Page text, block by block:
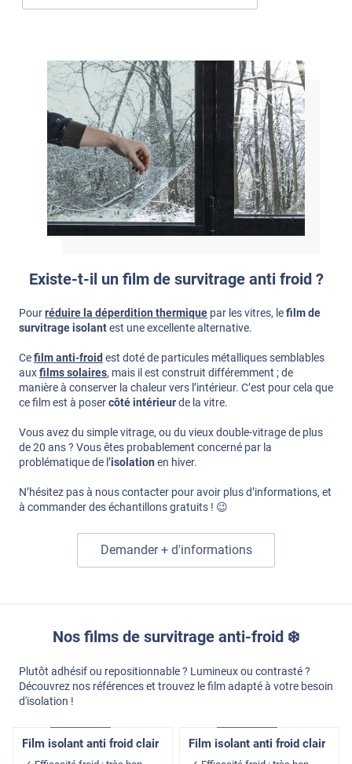
Existe-t-il un film de survitrage anti froid ?
Pourréduire la déperdition thermique par les vitres, lefilm de
survitrage isolantest une excellente alternative.
Cefilm anti-froid est doté de particules métalliques semblables
auxfilms solaires, mais il est construit différemment ; de
manière à conserver la chaleur vers l’intérieur. C’est pour cela que
ce film est à posercôté intérieurde la vitre.
Vous avez du simple vitrage, ou du vieux double-vitrage de plus
de 20 ans ? Vous êtes probablement concerné par la
problématique de l’isolation en hiver.
N’hésitez pas à nous contacter pour avoir plus d’informations, et
à commander des échantillons gratuits ! 😉
Demander + d'informations
Nos films de survitrage anti-froid ❄️
Plutôt adhésif ou repositionnable ? Lumineux ou contrasté ?
Découvrez nos références et trouvez le film adapté à votre besoin
d'isolation !
Film isolant anti froid clair Film isolant anti froid clair